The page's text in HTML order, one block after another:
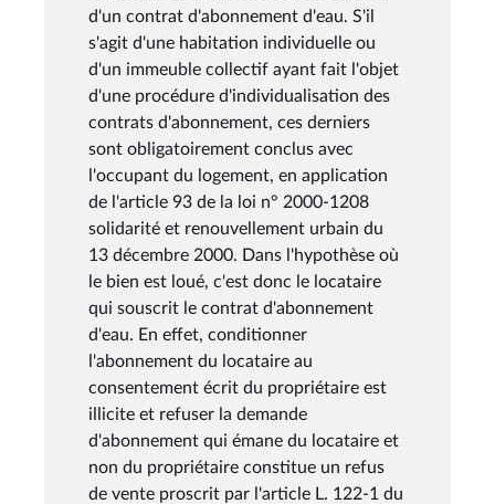
d'un contrat d'abonnement d'eau. S'il
s'agit d'une habitation individuelle ou
d'un immeuble collectif ayant fait l'objet
d'une procédure d'individualisation des
contrats d'abonnement, ces derniers
sont obligatoirement conclus avec
l'occupant du logement, en application
de l'article 93 de la loi n° 2000-1208
solidarité et renouvellement urbain du
13 décembre 2000. Dans l'hypothèse où
le bien est loué, c'est donc le locataire
qui souscrit le contrat d'abonnement
d'eau. En effet, conditionner
l'abonnement du locataire au
consentement écrit du propriétaire est
illicite et refuser la demande
d'abonnement qui émane du locataire et
non du propriétaire constitue un refus
de vente proscrit par l'article L. 122-1 du